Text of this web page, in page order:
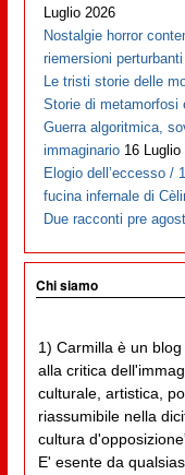
Luglio 2026
Nostalgie horror
riemersioni perturbanti
Le tristi storie delle
Storie di metamorfosi
Guerra algoritmica,
immaginario 16 Luglio
Elogio dell’eccesso /
fucina infernale di
Due racconti pre
Chi siamo
1) Carmilla è un
alla critica
culturale, artistica,
riassumibile nella
cultura
E' esente da